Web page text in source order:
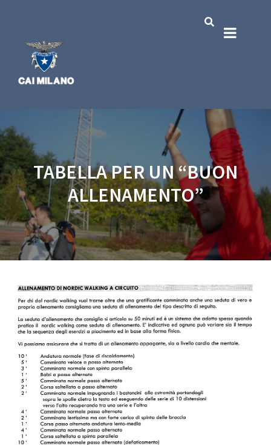
TABELLA PER UN “BUON
ALLENAMENTO”